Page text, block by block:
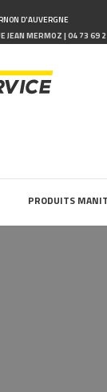
D'AUVERGNE
JEAN MERMOZ | 04 73 69
PRODUITS